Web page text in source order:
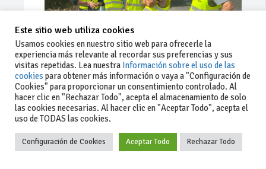
Ago 03, 2026 81 0 0
La Junta implementa mejoras en la
A381 por Los Barrios
Este sitio web utiliza cookies
Usamos cookies en nuestro sitio web para ofrecerle la
experiencia más relevante al recordar sus preferencias y sus
visitas repetidas. Lea nuestra Información sobre el uso de las
cookies para obtener más información o vaya a "Configuración de
Cookies" para proporcionar un consentimiento controlado. Al
hacer clic en "Rechazar Todo", acepta el almacenamiento de solo
las cookies necesarias. Al hacer clic en "Aceptar Todo", acepta el
uso de TODAS las cookies.
Configuración de Cookies Aceptar Todo Rechazar Todo